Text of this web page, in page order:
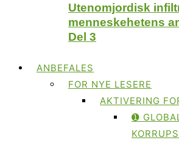
Utenomjordisk
menneskehetens
Del 3
ANBEFALES
FOR NYE LESERE
AKTIVERING
➊